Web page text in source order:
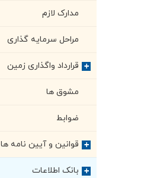
مدارک لازم
مراحل سرمایه گذاری
+ قرارداد واگذاری زمین
مشوق ها
ضوابط
+ قوانین و آیین نامه ها
+ بانک اطلاعات